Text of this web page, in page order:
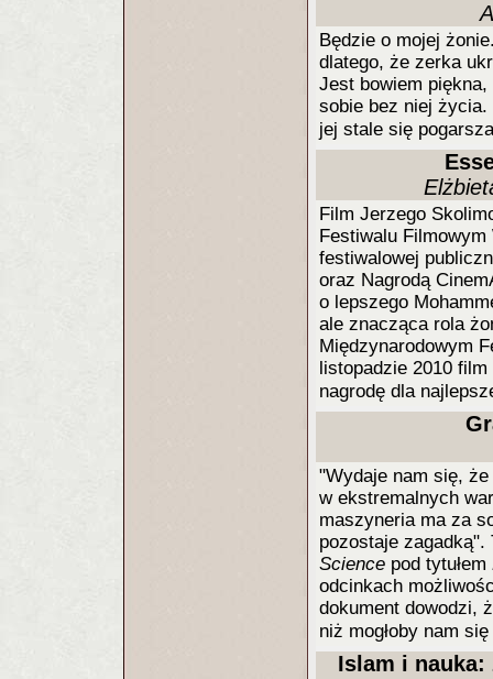
Będzie o mojej
dlatego, że zerka
Jest bowiem
sobie bez niej życia.
jej stale się
Film Jerzego
Festiwalu Filmowym
festiwalowej
oraz Nagrodą
o lepszego
ale znacząca rola
Międzynarodowym
listopadzie 2010 film
nagrodę dla
"Wydaje nam się,
w ekstremalnych
maszyneria ma za
pozostaje
Science pod tytułem
odcinkach
dokument dowodzi,
niż mogłoby nam
Islam i nauka: